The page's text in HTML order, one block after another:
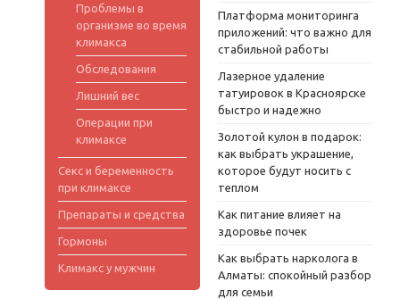
Проблемы в
организме во время
климакса
Обследования
Лишний вес
Операции при
климаксе
Секс и беременность
при климаксе
Препараты и средства
Гормоны
Климакс у мужчин
Платформа мониторинга
приложений: что важно для
стабильной работы
Лазерное удаление
татуировок в Красноярске
быстро и надежно
Золотой кулон в подарок:
как выбрать украшение,
которое будут носить с
теплом
Как питание влияет на
здоровье почек
Как выбрать нарколога в
Алматы: спокойный разбор
для семьи